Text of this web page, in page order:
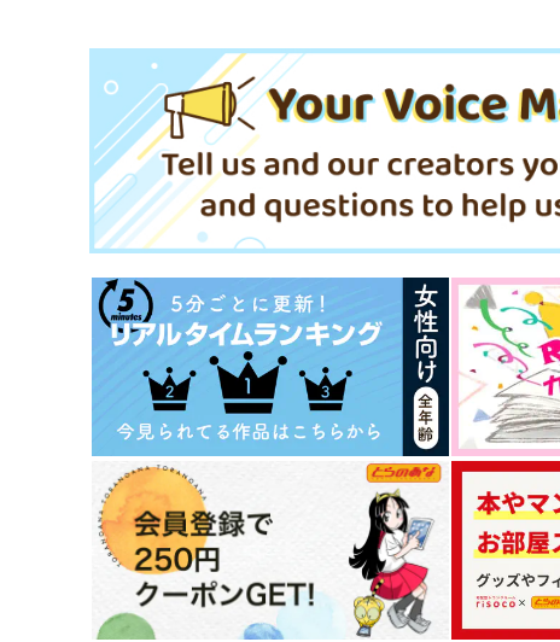
giragiraネオンながおげんア
クリルキーホルダー（非公
式）
ああお
1,320円（税込）
長尾景
イントロが聴こえる（幻聴）
アクリルキーホルダー （非公
ああお
1,320 （税込）
長尾景